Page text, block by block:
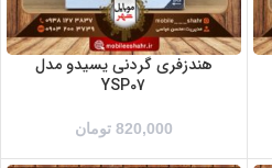
هندزفری گردنی یسیدو مدل
YSP07
820,000 تومان